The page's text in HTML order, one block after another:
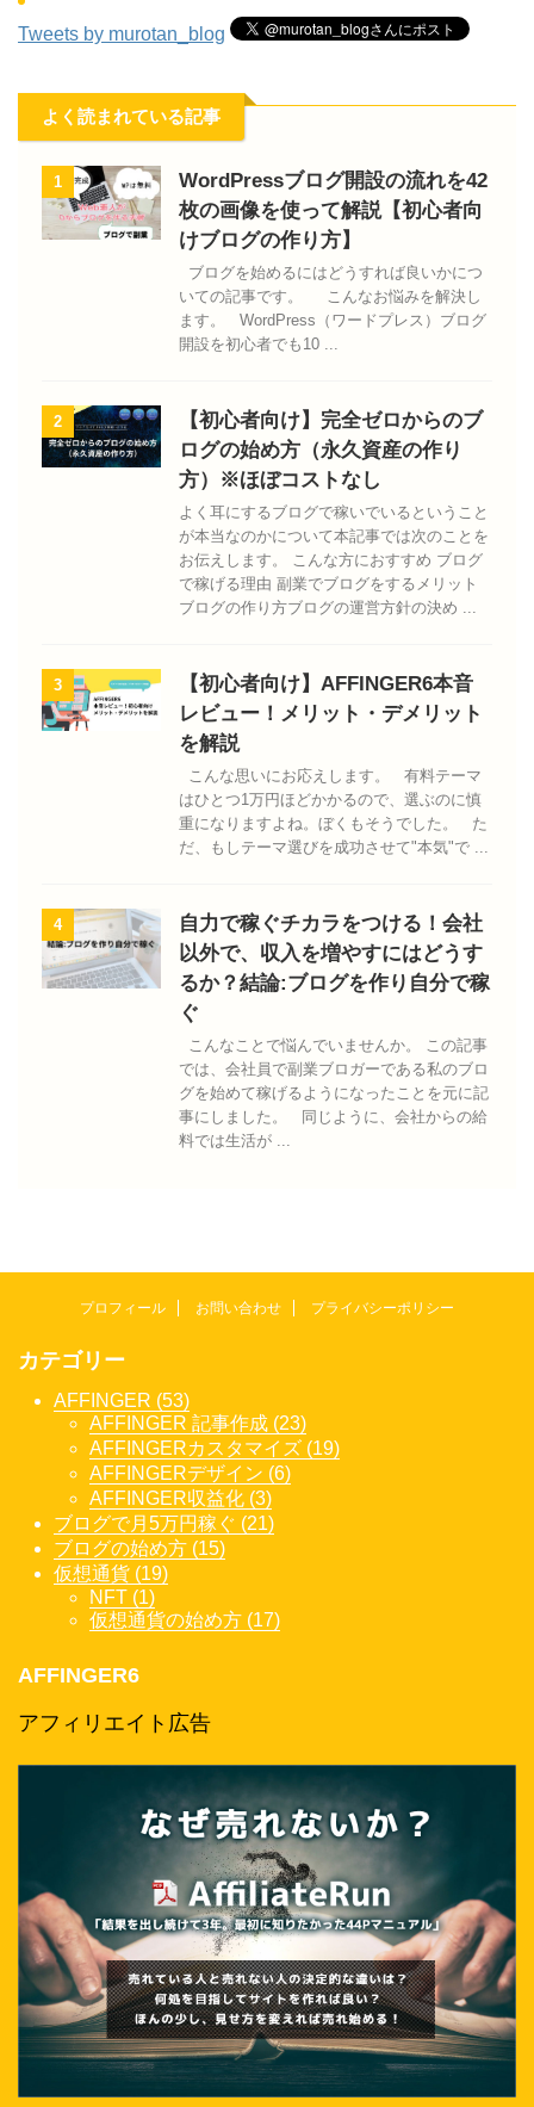
Tweets by murotan_blog
よく読まれている記事
1
WordPressブログ開設の流れを42
枚の画像を使って解説【初心者向
けブログの作り方】
ブログを始めるにはどうすれば良いかにつ
いての記事です。 こんなお悩みを解決し
ます。 WordPress（ワードプレス）ブログ
開設を初心者でも10 ...
2
【初心者向け】完全ゼロからのブ
ログの始め方（永久資産の作り
方）※ほぼコストなし
よく耳にするブログで稼いでいるということ
が本当なのかについて本記事では次のことを
お伝えします。 こんな方におすすめ ブログ
で稼げる理由 副業でブログをするメリット
ブログの作り方ブログの運営方針の決め ...
3
【初心者向け】AFFINGER6本音
レビュー！メリット・デメリット
を解説
こんな思いにお応えします。 有料テーマ
はひとつ1万円ほどかかるので、選ぶのに慎
重になりますよね。ぼくもそうでした。 た
だ、もしテーマ選びを成功させて"本気"で ...
4
自力で稼ぐチカラをつける！会社
以外で、収入を増やすにはどうす
るか？結論:ブログを作り自分で稼
ぐ
こんなことで悩んでいませんか。 この記事
では、会社員で副業ブロガーである私のブロ
グを始めて稼げるようになったことを元に記
事にしました。 同じように、会社からの給
料では生活が ...
プロフィール お問い合わせ プライバシーポリシー
カテゴリー
AFFINGER (53)
AFFINGER 記事作成 (23)
AFFINGERカスタマイズ (19)
AFFINGERデザイン (6)
AFFINGER収益化 (3)
ブログで月5万円稼ぐ (21)
ブログの始め方 (15)
仮想通貨 (19)
NFT (1)
仮想通貨の始め方 (17)
AFFINGER6
アフィリエイト広告